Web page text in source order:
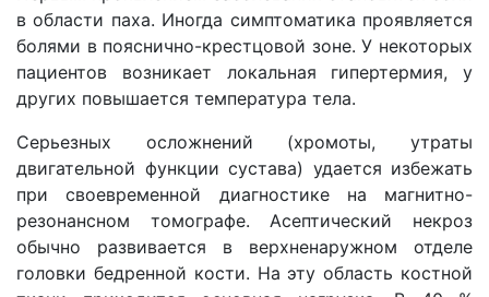
в области паха. Иногда симптоматика проявляется
болями в пояснично-крестцовой зоне. У некоторых
пациентов возникает локальная гипертермия, у
других повышается температура тела.
Серьезных осложнений (хромоты, утраты
двигательной функции сустава) удается избежать
при своевременной диагностике на магнитно-
резонансном томографе. Асептический некроз
обычно развивается в верхненаружном отделе
головки бедренной кости. На эту область костной